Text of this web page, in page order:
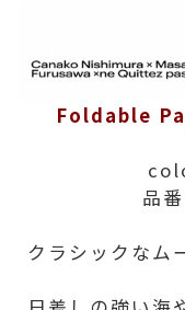
Foldable
品
クラシックなム